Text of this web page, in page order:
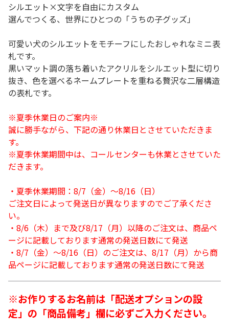
シルエット×文字を自由にカスタム
選んでつくる、世界にひとつの「うちの子グッズ」
可愛い犬のシルエットをモチーフにしたおしゃれなミニ表
札です。
黒いマット調の落ち着いたアクリルをシルエット型に切り
抜き、色を選べるネームプレートを重ねる贅沢な二層構造
の表札です。
※夏季休業日のご案内※
誠に勝手ながら、下記の通り休業日とさせていただきま
す。
※夏季休業期間中は、コールセンターも休業とさせていた
だきます。
・夏季休業期間：8/7（金）～8/16（日）
ご注文日によって発送日が異なりますのでご了承くださ
い。
・8/6（木）まで及び8/17（月）以降のご注文は、商品ペ
ージに記載しております通常の発送日数にて発送
・8/7（金）～8/16（日）のご注文は、8/17（月）から商
品ページに記載しております通常の発送日数にて発送
※お作りするお名前は「配送オプションの設
定」の「商品備考」欄に必ずご入力ください。